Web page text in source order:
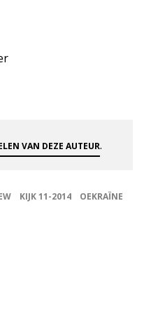
VAN DEZE AUTEUR.
KIJK 11-2014
OEKRAÏNE